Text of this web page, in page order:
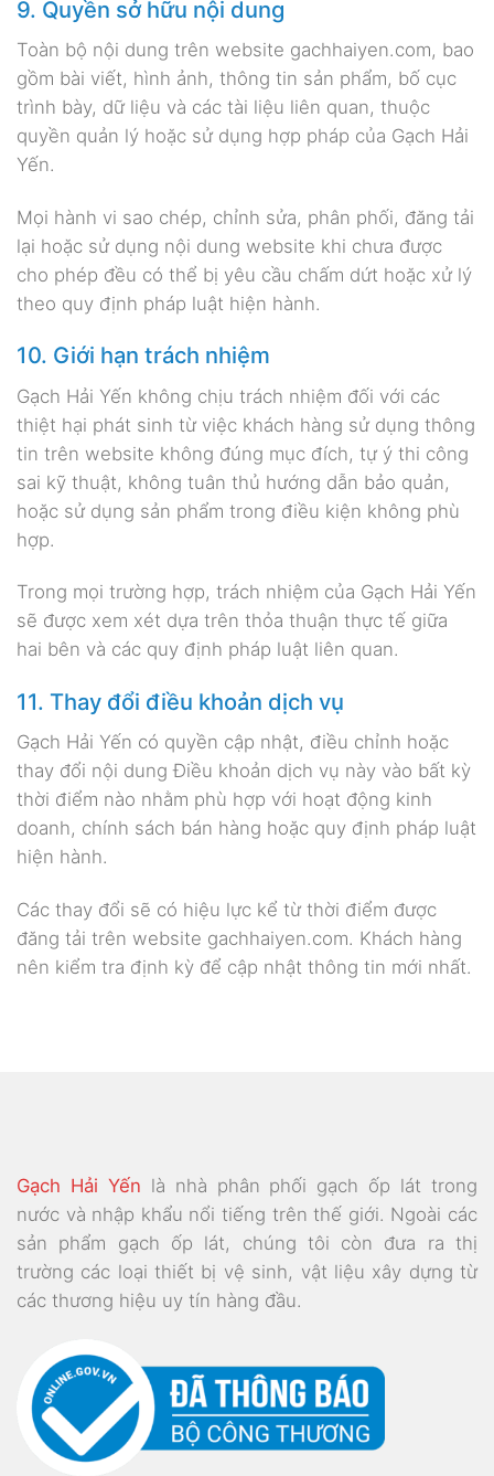
9. Quyền sở hữu nội dung
Toàn bộ nội dung trên website gachhaiyen.com, bao
gồm bài viết, hình ảnh, thông tin sản phẩm, bố cục
trình bày, dữ liệu và các tài liệu liên quan, thuộc
quyền quản lý hoặc sử dụng hợp pháp của Gạch Hải
Yến.
Mọi hành vi sao chép, chỉnh sửa, phân phối, đăng tải
lại hoặc sử dụng nội dung website khi chưa được
cho phép đều có thể bị yêu cầu chấm dứt hoặc xử lý
theo quy định pháp luật hiện hành.
10. Giới hạn trách nhiệm
Gạch Hải Yến không chịu trách nhiệm đối với các
thiệt hại phát sinh từ việc khách hàng sử dụng thông
tin trên website không đúng mục đích, tự ý thi công
sai kỹ thuật, không tuân thủ hướng dẫn bảo quản,
hoặc sử dụng sản phẩm trong điều kiện không phù
hợp.
Trong mọi trường hợp, trách nhiệm của Gạch Hải Yến
sẽ được xem xét dựa trên thỏa thuận thực tế giữa
hai bên và các quy định pháp luật liên quan.
11. Thay đổi điều khoản dịch vụ
Gạch Hải Yến có quyền cập nhật, điều chỉnh hoặc
thay đổi nội dung Điều khoản dịch vụ này vào bất kỳ
thời điểm nào nhằm phù hợp với hoạt động kinh
doanh, chính sách bán hàng hoặc quy định pháp luật
hiện hành.
Các thay đổi sẽ có hiệu lực kể từ thời điểm được
đăng tải trên website gachhaiyen.com. Khách hàng
nên kiểm tra định kỳ để cập nhật thông tin mới nhất.
Gạch Hải Yến là nhà phân phối gạch ốp lát trong
nước và nhập khẩu nổi tiếng trên thế giới. Ngoài các
sản phẩm gạch ốp lát, chúng tôi còn đưa ra thị
trường các loại thiết bị vệ sinh, vật liệu xây dựng từ
các thương hiệu uy tín hàng đầu.